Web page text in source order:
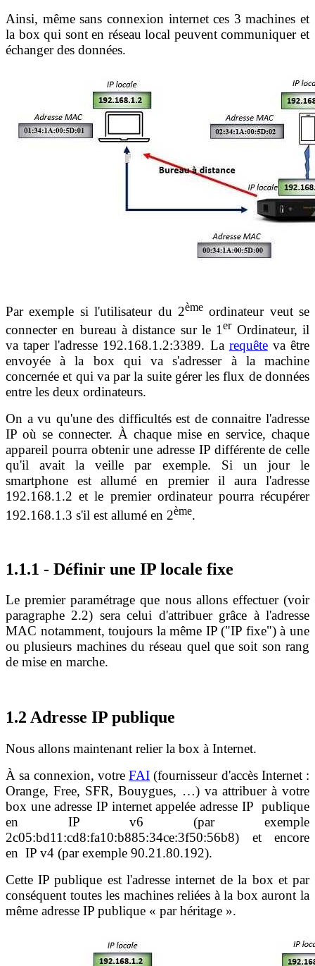
Ainsi, même sans connexion internet ces 3 machines et
la box qui sont en réseau local peuvent communiquer et
échanger des données.
Par exemple si l'utilisateur du 2èmeordinateur veut se
connecter en bureau à distance sur le 1erOrdinateur, il
va taper l'adresse 192.168.1.2:3389. La requêteva être
envoyée à la box qui va s'adresser à la machine
concernée et qui va par la suite gérer les flux de données
entre les deux ordinateurs.
On a vu qu'une des difficultés est de connaitre l'adresse
IP où se connecter. À chaque mise en service, chaque
appareil pourra obtenir une adresse IP différente de celle
qu'il avait la veille par exemple. Si un jour le
smartphone est allumé en premier il aura l'adresse
192.168.1.2 et le premier ordinateur pourra récupérer
192.168.1.3 s'il est allumé en 2ème.
1.1.1 - Définir une IP locale fixe
Le premier paramétrage que nous allons effectuer (voir
paragraphe 2.2) sera celui d'attribuer grâce à l'adresse
MAC notamment, toujours la même IP ("IP fixe") à une
ou plusieurs machines du réseau quel que soit son rang
de mise en marche.
1.2 Adresse IP publique
Nous allons maintenant relier la box à Internet.
À sa connexion, votre FAI (fournisseur d'accès Internet :
Orange, Free, SFR, Bouygues, …) va attribuer à votre
box une adresse IP internet appelée adresse IP publique
en IP v6 (par exemple
2c05:bd11:cd8:fa10:b885:34ce:3f50:56b8) et encore
en IP v4 (par exemple 90.21.80.192).
Cette IP publique est l'adresse internet de la box et par
conséquent toutes les machines reliées à la box auront la
même adresse IP publique « par héritage ».